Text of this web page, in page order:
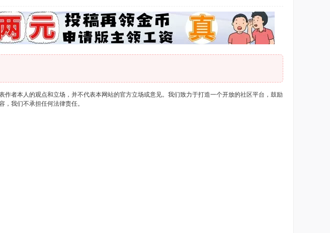
作者本人的观点和立场，并不代表本网站的官方立场或意见。我们致力于打造一个开放的社区平台，鼓励
我们不承担任何法律责任。